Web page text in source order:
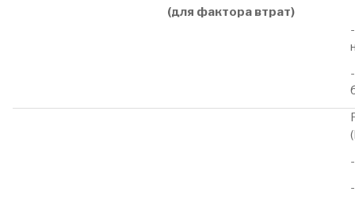
(для фактора втрат)